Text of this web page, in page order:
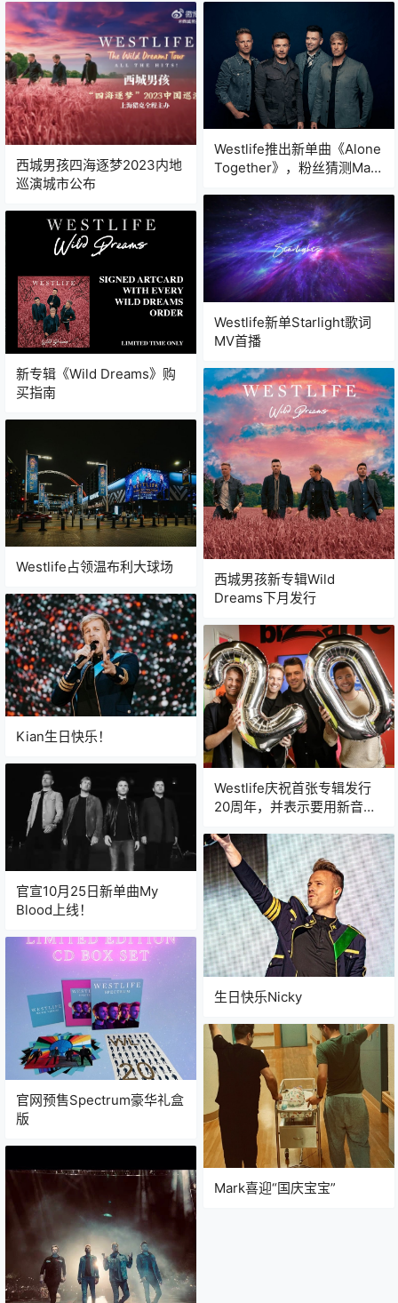
西城男孩四海逐梦2023内地
巡演城市公布
Westlife推出新单曲《Alone
Together》，粉丝猜测Mark
的Robobunny
Westlife新单Starlight歌词
MV首播
新专辑《Wild Dreams》购
买指南
西城男孩新专辑Wild
Dreams下月发行
Westlife占领温布利大球场
Kian生日快乐！
Westlife庆祝首张专辑发行
20周年，并表示要用新音乐
官宣10月25日新单曲My
Blood上线！
生日快乐Nicky
官网预售Spectrum豪华礼盒
版
Mark喜迎“国庆宝宝”